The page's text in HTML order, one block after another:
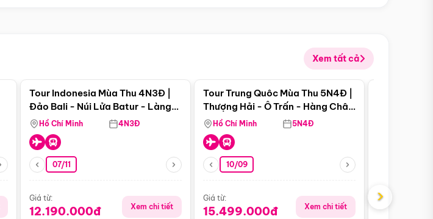
Xem tất cả
Tour Indonesia Mùa Thu 4N3Đ |
Đảo Bali - Núi Lửa Batur - Làng
Penglipuran
Hồ Chí Minh 4N3Đ
07/11
Giá từ:
12.190.000đ Xem chi tiết
Điểm nổi bật
Tour Trung Quôc Mùa Thu 5N4Đ |
Thượng Hải - Ô Trấn - Hàng Châu
(Tour Không Shopping)
Hồ Chí Minh 5N4Đ
10/09
Giá từ:
15.499.000đ Xem chi tiết
Giá từ:
›